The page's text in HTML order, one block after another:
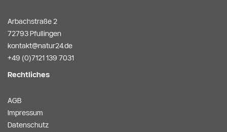
Arbachstraße 2
72793 Pfullingen
kontakt@natur24.de
+49 (0)7121 139 7031
Rechtliches
AGB
Impressum
Datenschutz